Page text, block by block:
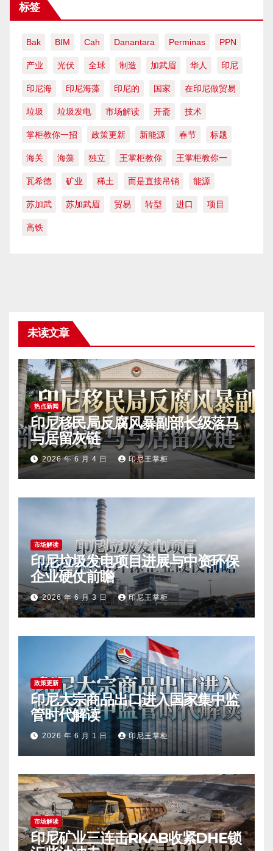
标签
Bak BIM Cah Danantara Perminas PPN
产业 光伏 全球 制造 加武眉 华人 印尼
印尼海 印尼海藻 印尼的 国家 在印尼做贸易
垃圾 垃圾发电 市场解读 开斋 技术
掌柜教你一招 政策更新 新能源 春节 标题
海关 海藻 独立 王掌柜教你 王掌柜教你一
瓦希德 矿业 稀土 而是直接吊销 能源
苏加武 苏加武眉 贸易 转型 进口 项目
高铁
未读文章
热点新闻
印尼移民局反腐风暴副部长级落马
与居留灰链
2026 年 6 月 4 日 印尼王掌柜
市场解读
印尼垃圾发电项目进展与中资环保
企业硬仗前瞻
2026 年 6 月 3 日 印尼王掌柜
政策更新
印尼大宗商品出口进入国家集中监
管时代解读
2026 年 6 月 1 日 印尼王掌柜
市场解读
印尼矿业三连击RKAB收紧DHE锁